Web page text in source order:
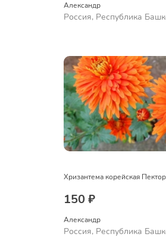
Александр
Россия, Республика
Хризантема корейская
150 ₽
Александр
Россия, Республика